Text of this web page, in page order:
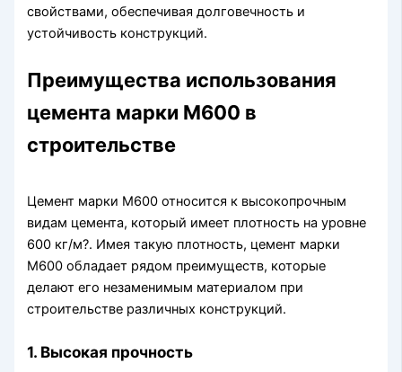
свойствами, обеспечивая долговечность и
устойчивость конструкций.
Преимущества использования
цемента марки М600 в
строительстве
Цемент марки М600 относится к высокопрочным
видам цемента, который имеет плотность на уровне
600 кг/м?. Имея такую плотность, цемент марки
М600 обладает рядом преимуществ, которые
делают его незаменимым материалом при
строительстве различных конструкций.
1. Высокая прочность